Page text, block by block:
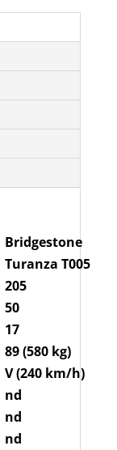
Bridgestone
Turanza T005
205
50
17
89 (580 kg)
V (240 km/h)
nd
nd
nd